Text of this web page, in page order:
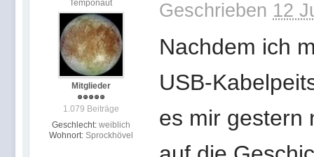
Temponaut
Mitglieder
1.079 Beiträge
Geschlecht: weiblich
Wohnort: Sprockhövel
Geschrieben 12
Nachdem ich
USB-
es mir gestern